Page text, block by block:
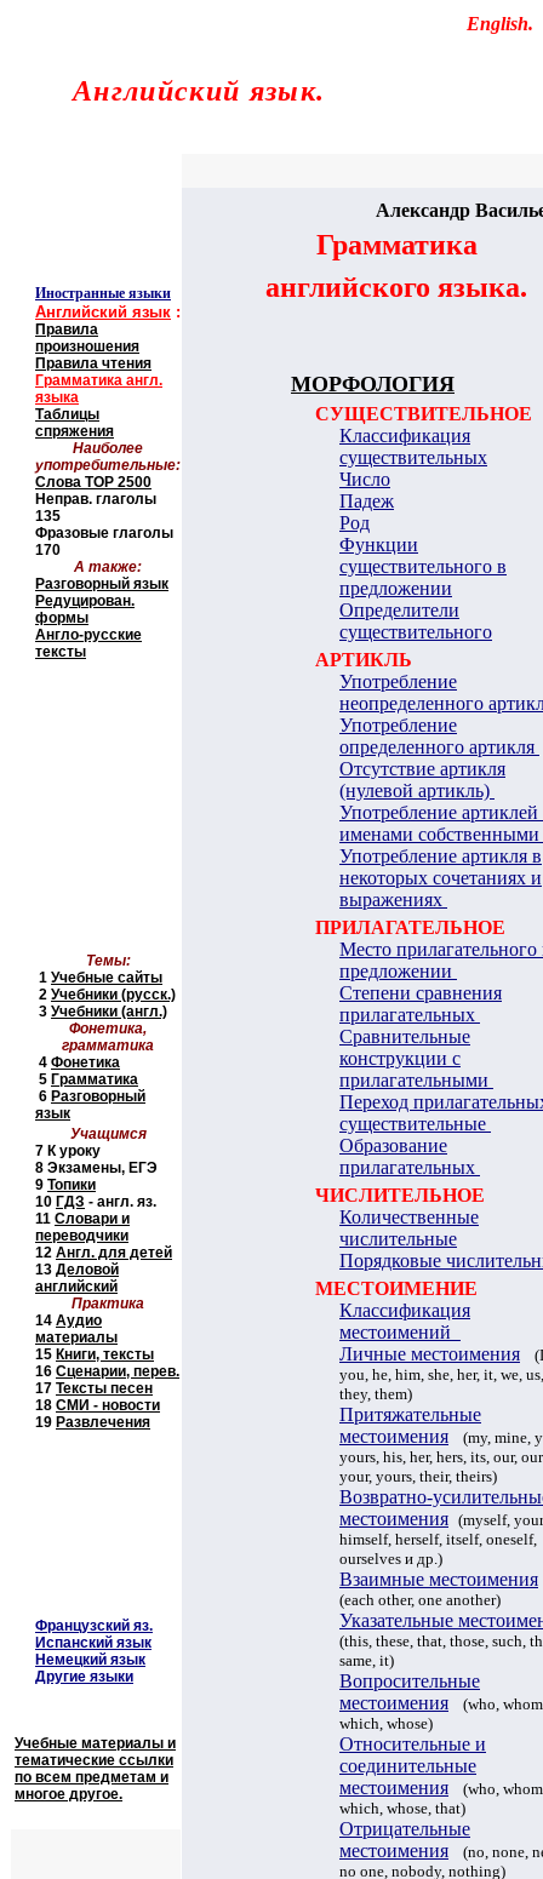
English.
Английский язык.
Иностранные языки
Английский язык :
Правила
произношения
Правила чтения
Грамматика англ.
языка
Таблицы
спряжения
Наиболее
употребительные:
Слова TOP 2500
Неправ. глаголы
135
Фразовые глаголы
170
А также:
Разговорный язык
Редуцирован.
формы
Англо-русские
тексты
Александр
Грамматика
английского языка.
МОРФОЛОГИЯ
СУЩЕСТВИТЕЛЬНОЕ
Классификация
существительных
Число
Падеж
Род
Функции
существительного в
предложении
Определители
существительного
АРТИКЛЬ
Употребление
неопределенного
Употребление
определенного артикля
Отсутствие артикля
(нулевой артикль)
Употребление артиклей
именами собственными
Употребление артикля в
некоторых сочетаниях и
выражениях
ПРИЛАГАТЕЛЬНОЕ
Место прилагательного
предложении
Степени сравнения
прилагательных
Сравнительные
конструкции с
прилагательными
Переход
существительные
Образование
прилагательных
ЧИСЛИТЕЛЬНОЕ
Количественные
числительные
Порядковые
МЕСТОИМЕНИЕ
Классификация
местоимений
Личные местоимения
(
you, he, him, she, her, it, we,
they, them)
Притяжательные
местоимения
(my, mine,
yours, his, her, hers, its, our,
your, yours, their, theirs)
Возвратно-
местоимения (myself,
himself, herself, itself, oneself,
ourselves и др.)
Взаимные местоимения
(each other, one another)
Указательные
(this, these, that, those, such,
same, it)
Вопросительные
местоимения
(who,
which, whose)
Относительные и
соединительные
местоимения
(who,
which, whose, that)
Отрицательные
местоимения
(no, none,
no one, nobody, nothing)
Темы:
1 Учебные сайты
2 Учебники (русск.)
3 Учебники (англ.)
Фонетика,
грамматика
4 Фонетика
5 Грамматика
6 Разговорный
язык
Учащимся
7 К уроку
8 Экзамены, ЕГЭ
9 Топики
10 ГДЗ - англ. яз.
11 Словари и
переводчики
12 Англ. для детей
13 Деловой
английский
Практика
14 Аудио
материалы
15 Книги, тексты
16 Сценарии, перев.
17 Тексты песен
18 СМИ - новости
19 Развлечения
Французский яз.
Испанский язык
Немецкий язык
Другие языки
Учебные материалы и
тематические ссылки
по всем предметам и
многое другое.